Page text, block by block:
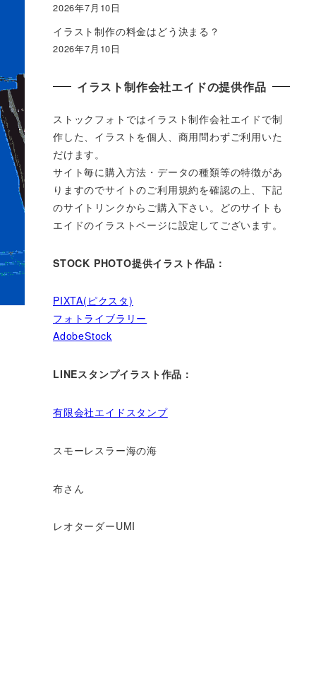
2026年7月10日
イラスト制作の料金はどう決まる？
2026年7月10日
イラスト制作会社エイドの提供作品
ストックフォトではイラスト制作会社エイドで制
作した、イラストを個人、商用問わずご利用いた
だけます。
サイト毎に購入方法・データの種類等の特徴があ
りますのでサイトのご利用規約を確認の上、下記
のサイトリンクからご購入下さい。どのサイトも
エイドのイラストページに設定してございます。
STOCK PHOTO提供イラスト作品：
PIXTA(ピクスタ)
フォトライブラリー
AdobeStock
LINEスタンプイラスト作品：
有限会社エイドスタンプ
スモーレスラー海の海
布さん
レオターダーUMI